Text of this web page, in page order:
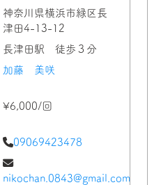
神奈川県横浜市緑区長
津田4-13-12
長津田駅 徒歩３分
加藤 美咲
¥6,000/回
09069423478
nikochan.0843@gmail.com